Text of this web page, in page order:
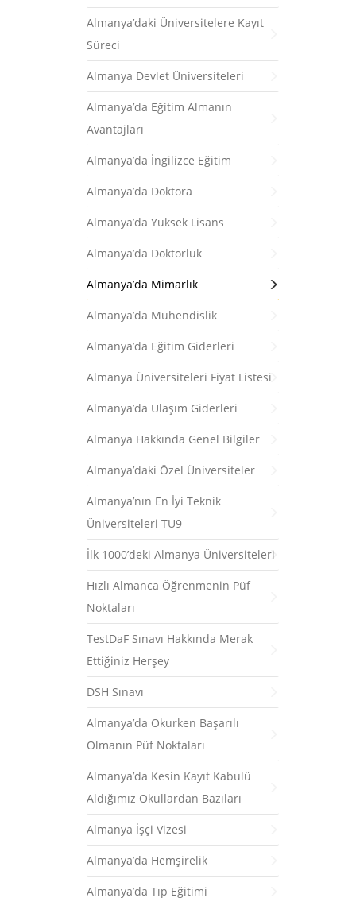
Almanya’daki Üniversitelere Kayıt
Süreci
Almanya Devlet Üniversiteleri
Almanya’da Eğitim Almanın
Avantajları
Almanya’da İngilizce Eğitim
Almanya’da Doktora
Almanya’da Yüksek Lisans
Almanya’da Doktorluk
Almanya’da Mimarlık
Almanya’da Mühendislik
Almanya’da Eğitim Giderleri
Almanya Üniversiteleri Fiyat Listesi
Almanya’da Ulaşım Giderleri
Almanya Hakkında Genel Bilgiler
Almanya’daki Özel Üniversiteler
Almanya’nın En İyi Teknik
Üniversiteleri TU9
İlk 1000’deki Almanya Üniversiteleri
Hızlı Almanca Öğrenmenin Püf
Noktaları
TestDaF Sınavı Hakkında Merak
Ettiğiniz Herşey
DSH Sınavı
Almanya’da Okurken Başarılı
Olmanın Püf Noktaları
Almanya’da Kesin Kayıt Kabulü
Aldığımız Okullardan Bazıları
Almanya İşçi Vizesi
Almanya’da Hemşirelik
Almanya’da Tıp Eğitimi